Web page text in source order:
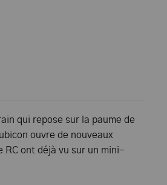
qui repose sur la paume de
ouvre de nouveaux
RC ont déjà vu sur un mini-